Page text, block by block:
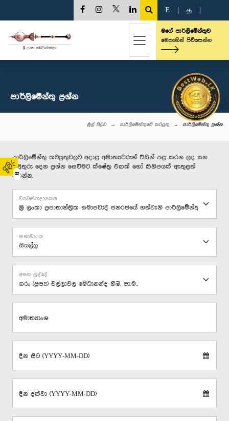
02
E த
මගේ පාර්ලිමේන්තුව
මෙතැනින් පිවිසෙන්න
පාර්ලි‌මේන්තු‌ ප්‍රශ්න
මුල් පිටුව පාර්ලිමේන්තුවේ කටයුතු පාර්ලි‌මේන්තු‌ ප්‍රශ්න
පාර්ලිමේන්තු කටයුතුවලට අදාළ අමාත්‍යවරුන් විසින් පළ කරන ලද සහ
පිළිතුරු දෙන ප්‍රශ්න සෙවීමට ක්ෂේත්‍ර එකක් හෝ කිහිපයක් ඇතුළත්
කරන්න.
ව්‍යවස්ථාදායකය
සභාවාරය
ගරු (පූජ්‍ය) එල්ලාවල මේධානන්ද හිමි, පා.ම.,
අසන ලද්දේ
අමාත්‍යාංශ
දින සිට (YYYY-MM-DD)
දින දක්වා (YYYY-MM-DD)